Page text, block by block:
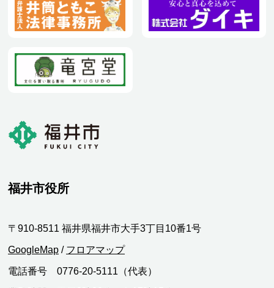
福井市役所
〒910-8511 福井県福井市大手3丁目10番1号
GoogleMap / フロアマップ
電話番号 0776-20-5111（代表）